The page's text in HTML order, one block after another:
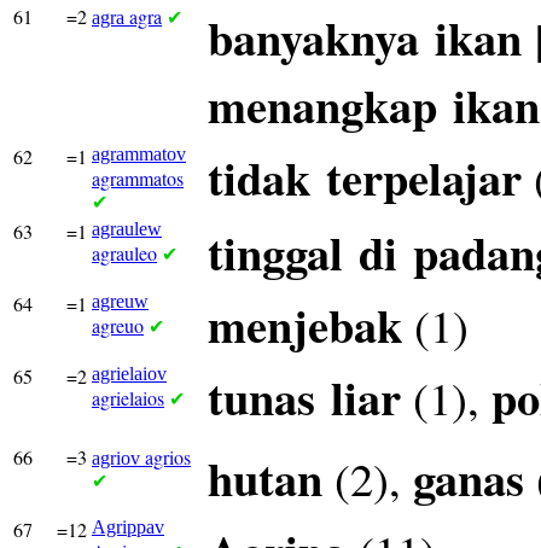
61 =2 agra agra ✔ banyaknya ikan
menangkap ikan
62 =1 agrammatov
agrammatos
✔ tidak terpelajar
63 =1 agraulew
agrauleo ✔ tinggal di
64 =1 agreuw
agreuo ✔ menjebak (1)
65 =2 agrielaiov
agrielaios ✔ tunas liar (1),
66 =3 agriov agrios
✔ hutan (2), ganas
67 =12 Agrippav